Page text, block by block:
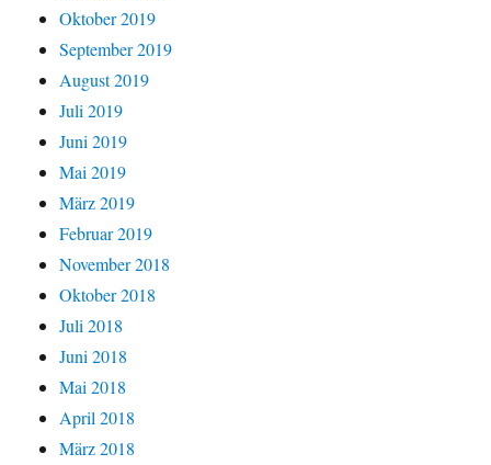
Oktober 2019
September 2019
August 2019
Juli 2019
Juni 2019
Mai 2019
März 2019
Februar 2019
November 2018
Oktober 2018
Juli 2018
Juni 2018
Mai 2018
April 2018
März 2018